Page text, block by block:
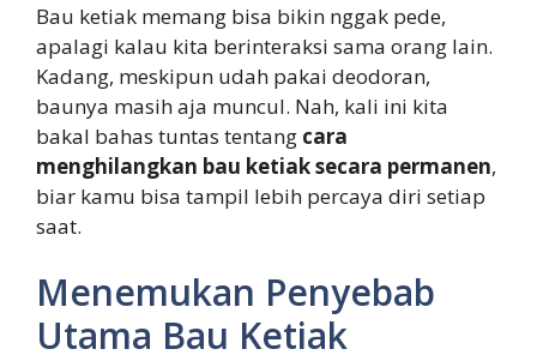
Bau ketiak memang bisa bikin nggak pede,
apalagi kalau kita berinteraksi sama orang lain.
Kadang, meskipun udah pakai deodoran,
baunya masih aja muncul. Nah, kali ini kita
bakal bahas tuntas tentang cara
menghilangkan bau ketiak secara permanen,
biar kamu bisa tampil lebih percaya diri setiap
saat.
Menemukan Penyebab
Utama Bau Ketiak